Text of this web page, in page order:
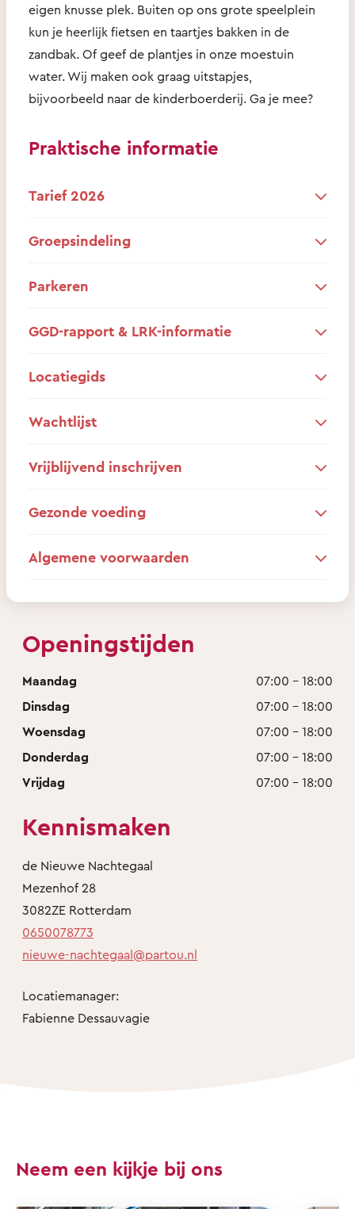
eigen knusse plek. Buiten op ons grote speelplein
kun je heerlijk fietsen en taartjes bakken in de
zandbak. Of geef de plantjes in onze moestuin
water. Wij maken ook graag uitstapjes,
bijvoorbeeld naar de kinderboerderij. Ga je mee?
Praktische informatie
Tarief 2026
Groepsindeling
Parkeren
GGD-rapport & LRK-informatie
Locatiegids
Wachtlijst
Vrijblijvend inschrijven
Gezonde voeding
Algemene voorwaarden
Openingstijden
Maandag
07:00 - 18:00
Dinsdag
07:00 - 18:00
Woensdag
07:00 - 18:00
Donderdag
07:00 - 18:00
Vrijdag
07:00 - 18:00
Kennismaken
de Nieuwe Nachtegaal
Mezenhof 28
3082ZE Rotterdam
0650078773
nieuwe-nachtegaal@partou.nl
Locatiemanager:
Fabienne Dessauvagie
Neem een kijkje bij ons